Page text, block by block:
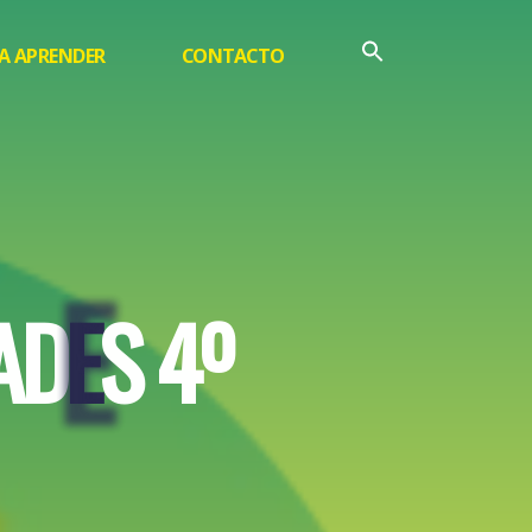
APRENDER CONTACTO
DE
ES4º